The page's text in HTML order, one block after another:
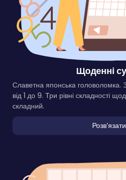
Щоденні
Славетна японська головоломка.
від 1 до 9. Три рівні складності
складний.
Розвʼязати